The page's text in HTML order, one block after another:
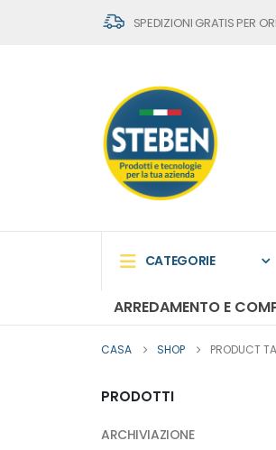
SPEDIZIONI GRATIS PER
CATEGORIE
ARREDAMENTO E
CASA SHOP PRODUCT
PRODOTTI
ARCHIVIAZIONE